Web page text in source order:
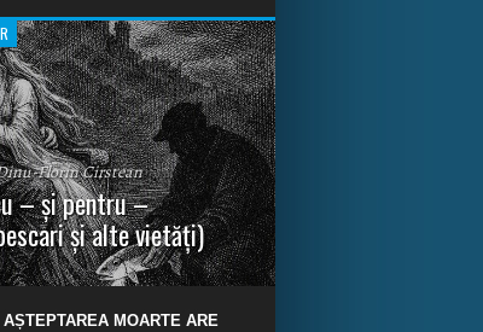
Florin Cirstean
– și pentru –
și alte vietăți)
cred că legendele și miturile sunt
din „adevăr”.“ R. R. Tolkien.
AȘTEPTAREA MOARTE ARE